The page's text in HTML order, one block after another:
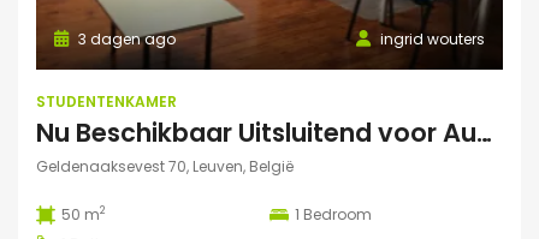
ingrid wouters
3 dagen ago
STUDENTENKAMER
Nu Beschikbaar Uitsluitend voor Augustus 2026 in Leuven Studio
Geldenaaksevest 70, Leuven, België
50 m2 1 Bedroom